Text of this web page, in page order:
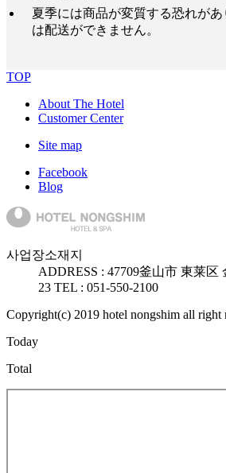
夏季には商品が変質する恐れが
は配送ができません。
TOP
About The Hotel
Customer Center
Site map
Facebook
Blog
사업장소재지
ADDRESS : 47709釜山市 東莱区
23 TEL : 051-550-2100
Copyright(c) 2019 hotel nongshim all right
Today
Total